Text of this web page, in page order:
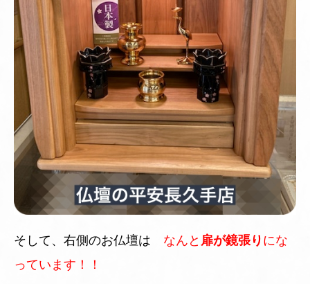
そして、右側のお仏壇は なんと 扉が鏡張り にな
っています！！